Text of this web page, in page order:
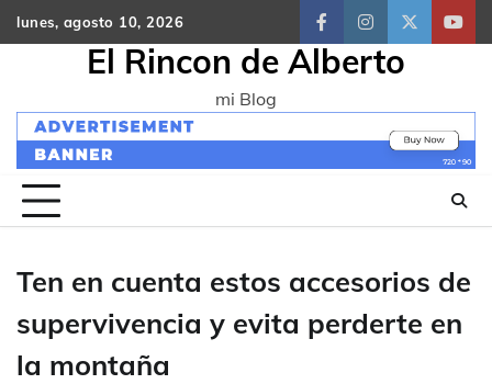
Skip
to
lunes, agosto 10, 2026
facebookinstagram
twitter
El Rincon de Alberto
mi Blog
Ten en cuenta estos accesorios de
supervivencia y evita perderte en
la montaña